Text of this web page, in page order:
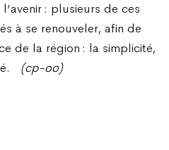
: plusieurs de ces
à se renouveler, afin de
de la région : la simplicité,
(cp-oo)